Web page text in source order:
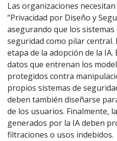
Las organizaciones
“Privacidad por Diseño y
asegurando que los
seguridad como pilar central.
etapa de la adopción de la
datos que entrenan los
protegidos contra
propios sistemas de
deben también diseñarse
de los usuarios. Finalmente,
generados por la IA deben
filtraciones o usos indebidos.